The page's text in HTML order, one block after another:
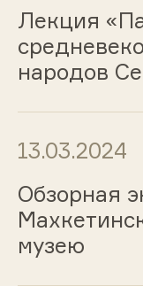
Лекция
народов
13.03.2024
Обзорная
музею